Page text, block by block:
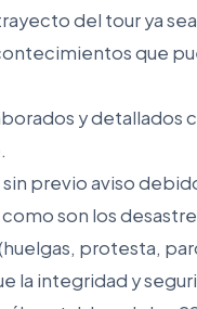
del tour ya
que
y detallados
previo aviso
son los
protesta,
la integridad y